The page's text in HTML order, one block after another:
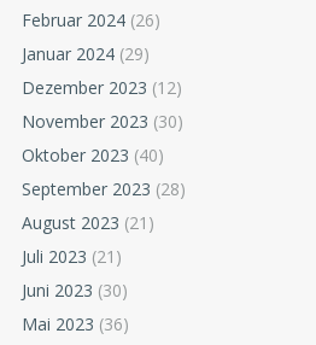
Februar 2024 (26)
Januar 2024 (29)
Dezember 2023 (12)
November 2023 (30)
Oktober 2023 (40)
September 2023 (28)
August 2023 (21)
Juli 2023 (21)
Juni 2023 (30)
Mai 2023 (36)